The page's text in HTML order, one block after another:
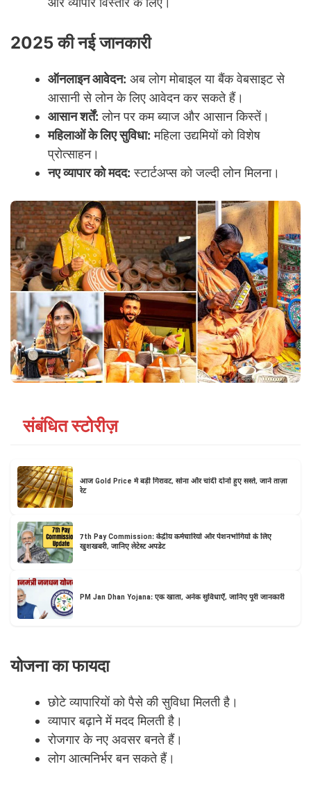
2025 की नई जानकारी
ऑनलाइन आवेदन: अब लोग मोबाइल या बैंक वेबसाइट से
आसानी से लोन के लिए आवेदन कर सकते हैं।
आसान शर्तें: लोन पर कम ब्याज और आसान किस्तें।
महिलाओं के लिए सुविधा: महिला उद्यमियों को विशेष
प्रोत्साहन।
नए व्यापार को मदद: स्टार्टअप्स को जल्दी लोन मिलना।
संबंधित स्टोरीज़
आज Gold Price में बड़ी गिरावट, सोना और चांदी दोनों हुए सस्ते, जानें ताज़ा
रेट
7th Pay Commission: केंद्रीय कर्मचारियों और पेंशनभोगियों के लिए
खुशखबरी, जानिए लेटेस्ट अपडेट
PM Jan Dhan Yojana: एक खाता, अनेक सुविधाएँ, जानिए पूरी जानकारी
योजना का फायदा
छोटे व्यापारियों को पैसे की सुविधा मिलती है।
व्यापार बढ़ाने में मदद मिलती है।
रोजगार के नए अवसर बनते हैं।
लोग आत्मनिर्भर बन सकते हैं।